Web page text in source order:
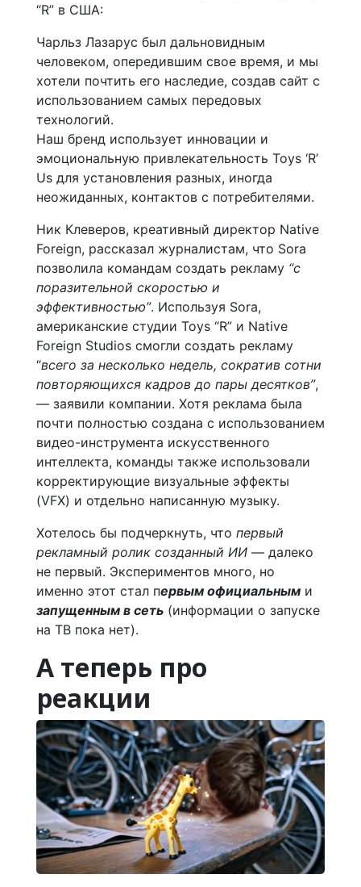
“R” в США:
Чарльз Лазарус был дальновидным
человеком, опередившим свое время, и мы
хотели почтить его наследие, создав сайт с
использованием самых передовых
технологий.
Наш бренд использует инновации и
эмоциональную привлекательность Toys ‘R’
Us для установления разных, иногда
неожиданных, контактов с потребителями.
Ник Клеверов, креативный директор Native
Foreign, рассказал журналистам, что Sora
позволила командам создать рекламу “с
поразительной скоростью и
эффективностью”. Используя Sora,
американские студии Toys “R” и Native
Foreign Studios смогли создать рекламу
“всего за несколько недель, сократив сотни
повторяющихся кадров до пары десятков”,
— заявили компании. Хотя реклама была
почти полностью создана с использованием
видео-инструмента искусственного
интеллекта, команды также использовали
корректирующие визуальные эффекты
(VFX) и отдельно написанную музыку.
Хотелось бы подчеркнуть, что первый
рекламный ролик созданный ИИ — далеко
не первый. Экспериментов много, но
именно этот стал первым официальным и
запущенным в сеть (информации о запуске
на ТВ пока нет).
А теперь про
реакции